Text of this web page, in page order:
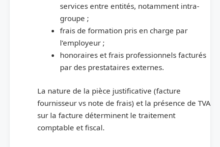
services entre entités, notamment intra-
groupe ;
frais de formation pris en charge par
l’employeur ;
honoraires et frais professionnels facturés
par des prestataires externes.
La nature de la pièce justificative (facture
fournisseur vs note de frais) et la présence de TVA
sur la facture déterminent le traitement
comptable et fiscal.